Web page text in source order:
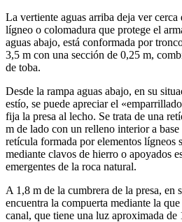
La vertiente aguas arriba deja ver
lígneo o colomadura que protege el
aguas abajo, está conformada por
3,5 m con una sección de 0,25 m,
de toba.
Desde la rampa aguas abajo, en su
estío, se puede apreciar el
fija la presa al lecho. Se trata de una
m de lado con un relleno interior a
retícula formada por elementos lígneos
mediante clavos de hierro o apoyados
emergentes de la roca natural.
A 1,8 m de la cumbrera de la presa, en
encuentra la compuerta mediante la
canal, que tiene una luz aproximada de